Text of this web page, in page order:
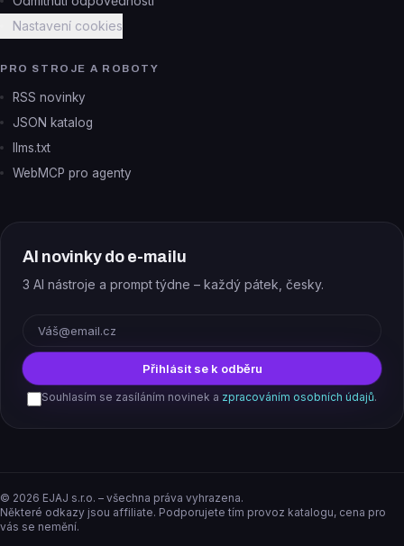
Nastavení cookies
PRO STROJE A ROBOTY
RSS novinky
JSON katalog
llms.txt
WebMCP pro agenty
AI novinky do e-mailu
3 AI nástroje a prompt týdne – každý pátek, česky.
Přihlásit se k odběru
Souhlasím se zasíláním novinek a zpracováním osobních údajů.
© 2026 EJAJ s.r.o. – všechna práva vyhrazena.
Některé odkazy jsou affiliate. Podporujete tím provoz katalogu, cena pro
vás se nemění.